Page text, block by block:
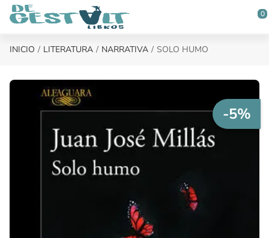
Saltar al contenido principal
0
INICIO LITERATURA NARRATIVA SOLO HUMO
-5%